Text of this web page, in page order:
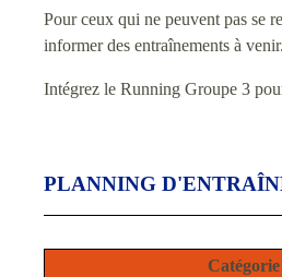
Pour ceux qui ne peuvent pas se
informer des entraînements à venir.
Intégrez le Running Groupe 3
PLANNING
Catégorie